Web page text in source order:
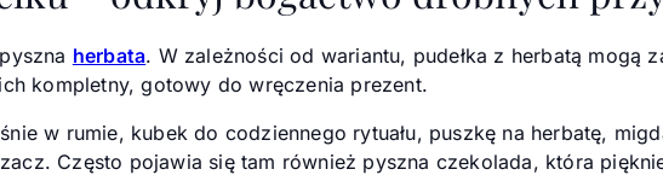
herbata. W zależności od wariantu, pudełka z herbatą mogą
kompletny, gotowy do wręczenia prezent.
w rumie, kubek do codziennego rytuału, puszkę na herbatę,
Często pojawia się tam również pyszna czekolada, która